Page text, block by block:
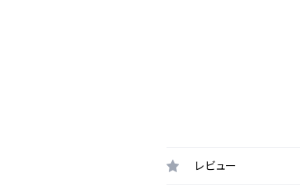
レビュー